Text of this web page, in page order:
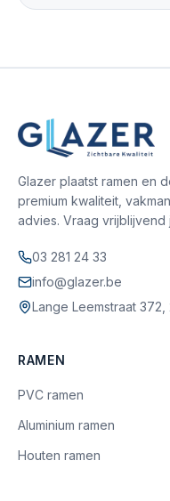
Glazer plaatst ramen en
premium kwaliteit,
advies. Vraag vrijblijvend
03 281 24 33
info@glazer.be
Lange Leemstraat 372,
RAMEN
PVC ramen
Aluminium ramen
Houten ramen